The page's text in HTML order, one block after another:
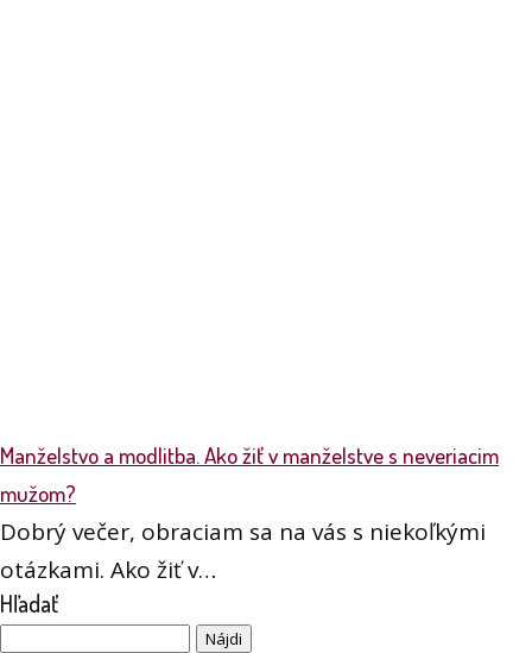
Manželstvo a modlitba. Ako žiť v manželstve s neveriacim
mužom?
Dobrý večer, obraciam sa na vás s niekoľkými
otázkami. Ako žiť v…
Hľadať
Hľadať: